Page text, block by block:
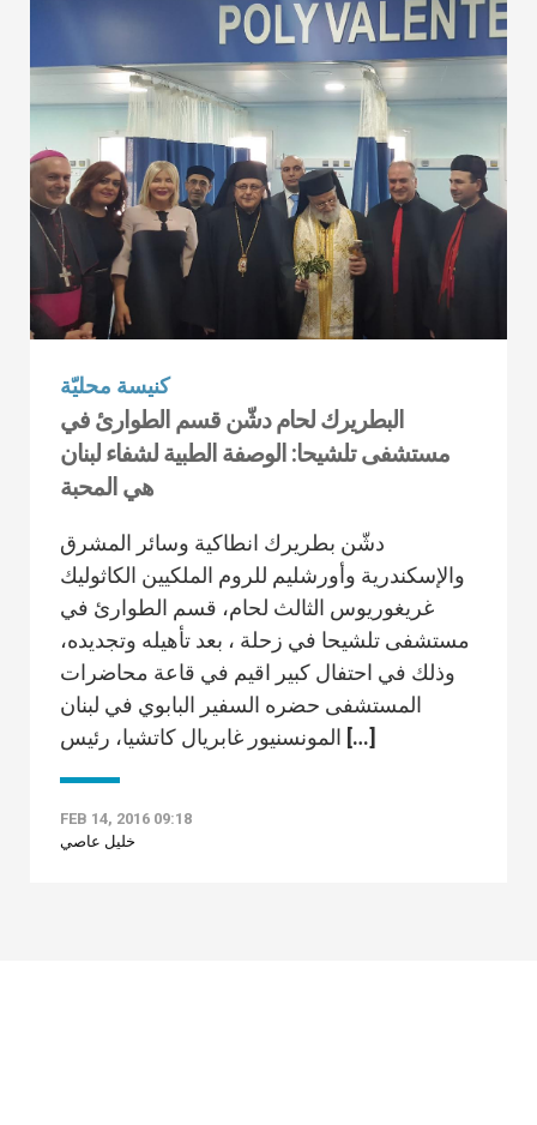
كنيسة محليّة
البطريرك لحام دشّن قسم الطوارئ في
مستشفى تلشيحا: الوصفة الطبية لشفاء لبنان
هي المحبة
دشّن بطريرك انطاكية وسائر المشرق
والإسكندرية وأورشليم للروم الملكيين الكاثوليك
غريغوريوس الثالث لحام، قسم الطوارئ في
مستشفى تلشيحا في زحلة ، بعد تأهيله وتجديده،
وذلك في احتفال كبير اقيم في قاعة محاضرات
المستشفى حضره السفير البابوي في لبنان
المونسنيور غابريال كاتشيا، رئيس […]
FEB 14, 2016 09:18
خليل عاصي